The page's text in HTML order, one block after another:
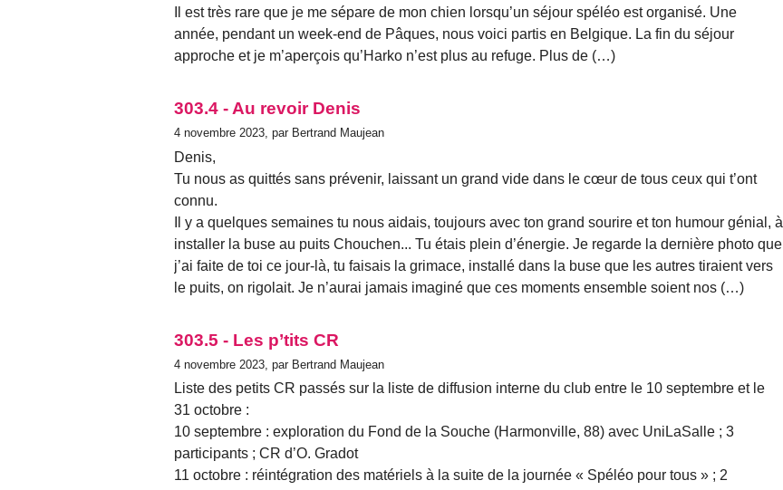
Il est très rare que je me sépare de mon chien lorsqu’un séjour spéléo est organisé. Une
année, pendant un week-end de Pâques, nous voici partis en Belgique. La fin du séjour
approche et je m’aperçois qu’Harko n’est plus au refuge. Plus de (…)
303.4 - Au revoir Denis
4 novembre 2023, par Bertrand Maujean
Denis,
Tu nous as quittés sans prévenir, laissant un grand vide dans le cœur de tous ceux qui t’ont
connu.
Il y a quelques semaines tu nous aidais, toujours avec ton grand sourire et ton humour génial, à
installer la buse au puits Chouchen... Tu étais plein d’énergie. Je regarde la dernière photo que
j’ai faite de toi ce jour-là, tu faisais la grimace, installé dans la buse que les autres tiraient vers
le puits, on rigolait. Je n’aurai jamais imaginé que ces moments ensemble soient nos (…)
303.5 - Les p’tits CR
4 novembre 2023, par Bertrand Maujean
Liste des petits CR passés sur la liste de diffusion interne du club entre le 10 septembre et le
31 octobre :
10 septembre : exploration du Fond de la Souche (Harmonville, 88) avec UniLaSalle ; 3
participants ; CR d’O. Gradot
11 octobre : réintégration des matériels à la suite de la journée « Spéléo pour tous » ; 2